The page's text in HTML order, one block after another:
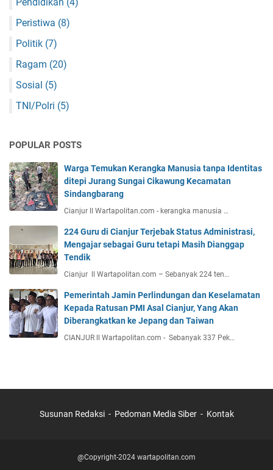
Peristiwa (8)
Politik (7)
Ragam (20)
Sosial (5)
TNI/Polri (5)
POPULAR POSTS
Warga Temukan Kerangka Manusia tanpa Identitas
ditepi Jurang Sungai Cikawung Kecamatan
Sindangbarang
Cianjur ll Wartapolitan.com - kerangka manusia …
224 Guru di Cianjur Terjebak Status Administrasi,
Mengajar sebagai Guru tetapi Masih Dianggap
Tendik
Cianjur ll Wartapolitan.com – Sebanyak 224 ten…
Pemerintah Jamin Perlindungan dan Keselamatan
Kepada Ratusan PMI Asal Cianjur, Yang Akan
Diberangkatkan ke Jepang dan Taiwan
CIANJUR ll Wartapolitan.com - Sebanyak 337 Pek…
Susunan Redaksi Pedoman Media Siber Kontak
@Copyright-2024 wartapolitan.com